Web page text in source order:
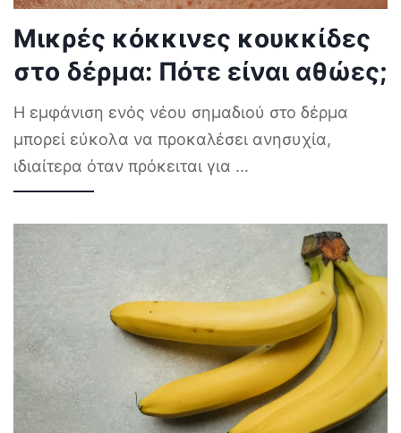
Μικρές κόκκινες κουκκίδες
στο δέρμα: Πότε είναι αθώες;
Η εμφάνιση ενός νέου σημαδιού στο δέρμα
μπορεί εύκολα να προκαλέσει ανησυχία,
ιδιαίτερα όταν πρόκειται για ...